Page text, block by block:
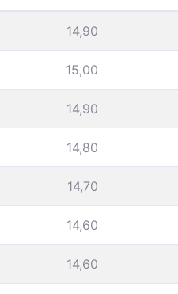
14,90
15,00
14,90
14,80
14,70
14,60
14,60